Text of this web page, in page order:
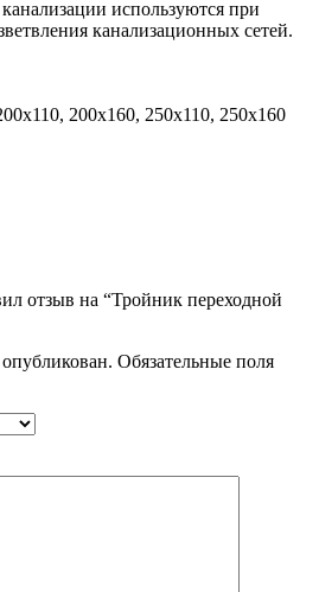
используются при
канализационных сетей.
200х160, 250х110, 250х160
отзыв на “Тройник переходной
Обязательные поля